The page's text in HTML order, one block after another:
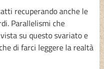
recuperando anche le
Parallelismi che
su questo svariato e
di farci leggere la realtà